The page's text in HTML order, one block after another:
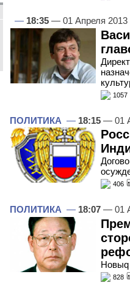
— 18:35 — 01 Апреля 2013
1057
ПОЛИТИКА — 18:15 — 01
406
ПОЛИТИКА — 18:07 — 01
Новыq
828